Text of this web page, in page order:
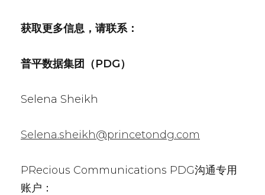
获取更多信息，请联系：
普平数据集团（PDG）
Selena Sheikh
Selena.sheikh@princetondg.com
PRecious Communications PDG沟通专用
账户：